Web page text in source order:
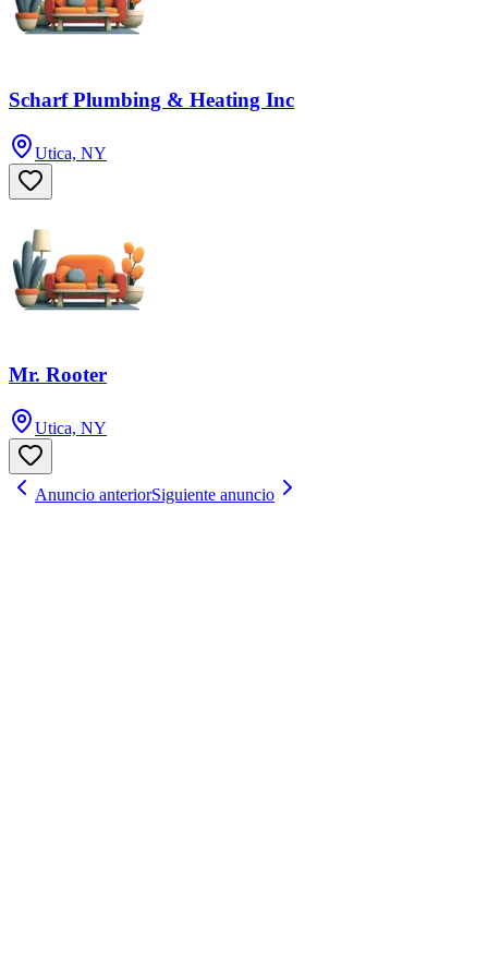
Scharf Plumbing & Heating Inc
Utica, NY
Mr. Rooter
Utica, NY
Anuncio anteriorSiguiente anuncio